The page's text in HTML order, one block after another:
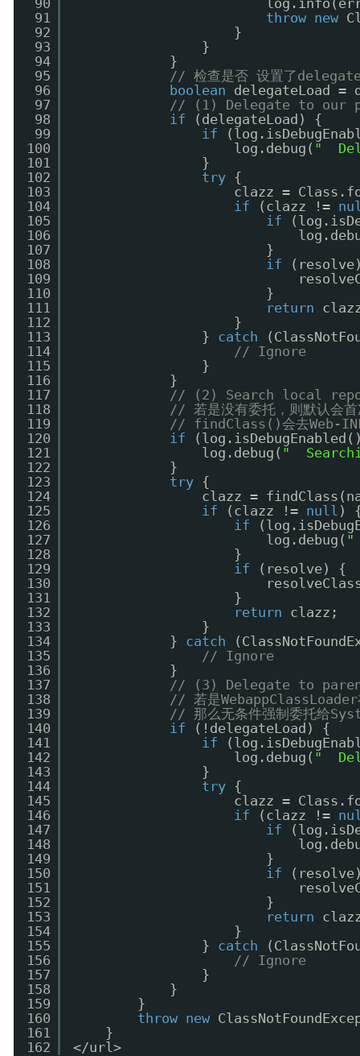
90
91
92
93
94
95
96
97
98
99
100
101
102
103
104
105
106
107
108
109
110
111
112
113
114
115
116
117
118
119
120
121
122
123
124
125
126
127
128
129
130
131
132
133
134
135
136
137
138
139
140
141
142
143
144
145
146
147
148
149
150
151
152
153
154
155
156
157
158
159
160
161
162
throw new
}
}
}
// 检查是否 设置了delegate
boolean
delegateLoad
// (1) Delegate to our
if
(delegateLoad) {
if
log.debug( "
}
try {
clazz =
if
(clazz !=
if
}
if
}
return
}
} catch
// Ignore
}
}
// (2) Search local
// 若是没有委托，则默认会
// findClass()会去Web-
if
log.debug( "
}
try {
clazz =
if
(clazz != null )
if
log.debug( "
}
if
(resolve) {
}
return
clazz;
}
} catch
// Ignore
}
// (3) Delegate to
// 若是
// 那么无条件强制委托给
if
(!delegateLoad) {
if
log.debug( "
}
try {
clazz =
if
(clazz !=
if
}
if
}
return
}
} catch
// Ignore
}
}
}
throw new
}
</url>